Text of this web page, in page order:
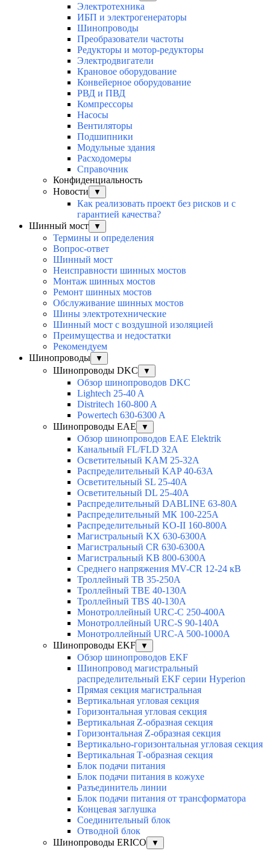
Электротехника
ИБП и электрогенераторы
Шинопроводы
Преобразователи частоты
Редукторы и мотор-редукторы
Электродвигатели
Крановое оборудование
Конвейерное оборудование
РВД и ПВД
Компрессоры
Насосы
Вентиляторы
Подшипники
Модульные здания
Расходомеры
Справочник
Конфиденциальность
Новости
▼
Как реализовать проект без рисков и с
гарантией качества?
Шинный мост
▼
Термины и определения
Вопрос-ответ
Шинный мост
Неисправности шинных мостов
Монтаж шинных мостов
Ремонт шинных мостов
Обслуживание шинных мостов
Шины электротехнические
Шинный мост с воздушной изоляцией
Преимущества и недостатки
Рекомендуем
Шинопроводы
▼
Шинопроводы DKC ▼
Обзор шинопроводов DKC
Lightech 25-40 A
Distritech 160-800 A
Powertech 630-6300 A
Шинопроводы EAE
▼
Обзор шинопроводов EAE Elektrik
Канальный FL/FLD 32A
Осветительный KAM 25-32А
Распределительный KAP 40-63A
Осветительный SL 25-40А
Осветительный DL 25-40А
Распределительный DABLINE 63-80A
Распределительный МК 100-225А
Распределительный KO-II 160-800А
Магистральный KX 630-6300А
Магистральный CR 630-6300А
Магистральный KB 800-6300А
Среднего напряжения MV-CR 12-24 кВ
Троллейный TB 35-250A
Троллейный TBE 40-130A
Троллейный TBS 40-130A
Монотроллейный URC-C 250-400A
Монотроллейный URC-S 90-140A
Монотроллейный URC-A 500-1000A
Шинопроводы EKF
▼
Обзор шинопроводов EKF
Шинопровод магистральный
распределительный EKF серии Hyperion
Прямая секция магистральная
Вертикальная угловая секция
Горизонтальная угловая секция
Вертикальная Z-образная секция
Горизонтальная Z-образная секция
Вертикально-горизонтальная угловая секция
Вертикальная Т-образная секция
Блок подачи питания
Блок подачи питания в кожухе
Разъединитель линии
Блок подачи питания от трансформатора
Концевая заглушка
Соединительный блок
Отводной блок
Шинопроводы ERICO
▼